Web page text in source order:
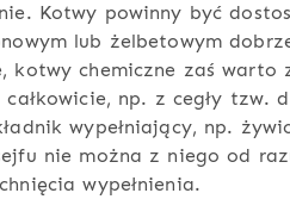
Kotwy powinny być
lub żelbetowym
kotwy chemiczne zaś warto
całkowicie, np. z cegły tzw.
wypełniający, np.
nie można z niego od
wypełnienia.